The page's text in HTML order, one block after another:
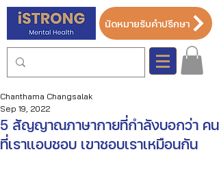
นัดหมายรับคำปรึกษา
5 สัญญาณภาษากายที่กำลังบอกว่า คน
ที่เราแอบชอบ เขาชอบเราเหมือนกัน
Chanthama Changsalak
Sep 19, 2022